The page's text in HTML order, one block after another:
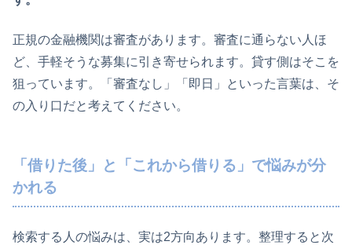
正規の金融機関は審査があります。審査に通らない人ほ
ど、手軽そうな募集に引き寄せられます。貸す側はそこを
狙っています。「審査なし」「即日」といった言葉は、そ
の入り口だと考えてください。
「借りた後」と「これから借りる」で悩みが分
かれる
検索する人の悩みは、実は2方向あります。整理すると次